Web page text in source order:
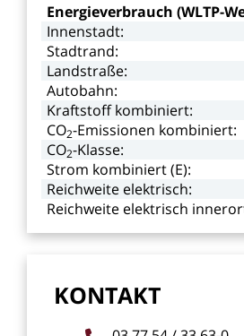
Energieverbrauch (WLTP-
Innenstadt:
Stadtrand:
Landstraße:
Autobahn:
Kraftstoff kombiniert:
CO2-Emissionen kombiniert:
CO2-Klasse:
Strom kombiniert(E):
Reichweite elektrisch:
Reichweite elektrisch
KONTAKT